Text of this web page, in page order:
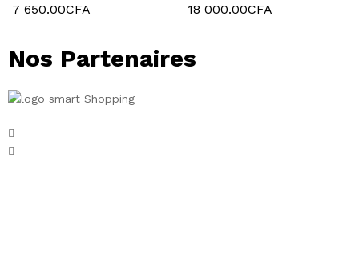
7 650.00CFA 18 000.00CFA
Nos Partenaires